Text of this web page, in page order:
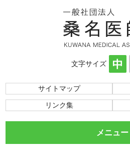
文字サイズ
サイトマップ
リンク集
メニュー